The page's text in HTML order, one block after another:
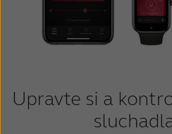
Upravte si a